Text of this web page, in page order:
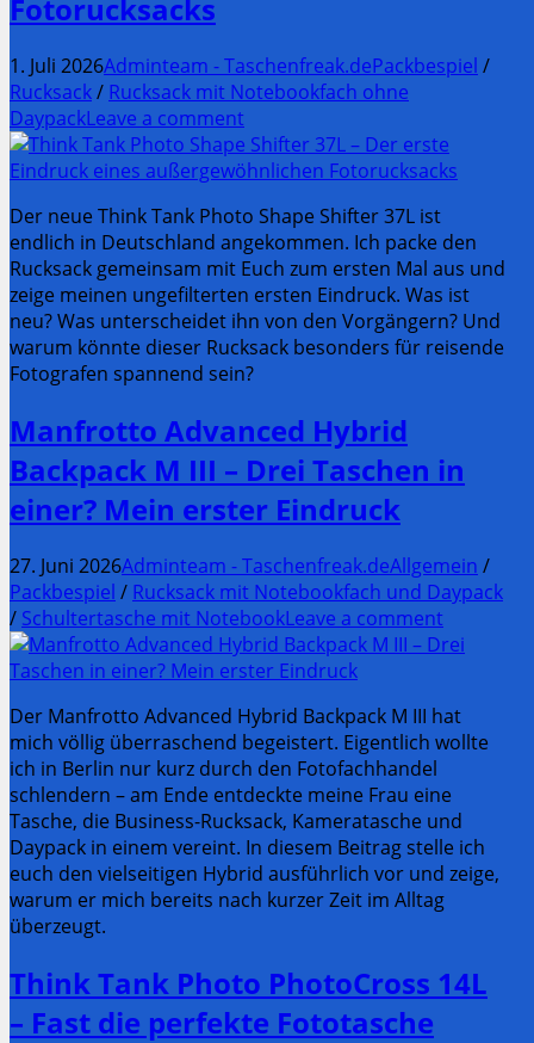
Fotorucksacks
1. Juli 2026Adminteam - Taschenfreak.dePackbespiel /
Rucksack/ Rucksack mit Notebookfach ohne
DaypackLeave a comment
Der neue Think Tank Photo Shape Shifter 37L ist
endlich in Deutschland angekommen. Ich packe den
Rucksack gemeinsam mit Euch zum ersten Mal aus und
zeige meinen ungefilterten ersten Eindruck. Was ist
neu? Was unterscheidet ihn von den Vorgängern? Und
warum könnte dieser Rucksack besonders für reisende
Fotografen spannend sein?
Manfrotto Advanced Hybrid
Backpack M III – Drei Taschen in
einer? Mein erster Eindruck
27. Juni 2026Adminteam - Taschenfreak.deAllgemein /
Packbespiel / Rucksack mit Notebookfach und Daypack
/ Schultertasche mit NotebookLeave a comment
Der Manfrotto Advanced Hybrid Backpack M III hat
mich völlig überraschend begeistert. Eigentlich wollte
ich in Berlin nur kurz durch den Fotofachhandel
schlendern – am Ende entdeckte meine Frau eine
Tasche, die Business-Rucksack, Kameratasche und
Daypack in einem vereint. In diesem Beitrag stelle ich
euch den vielseitigen Hybrid ausführlich vor und zeige,
warum er mich bereits nach kurzer Zeit im Alltag
überzeugt.
Think Tank Photo PhotoCross 14L
– Fast die perfekte Fototasche